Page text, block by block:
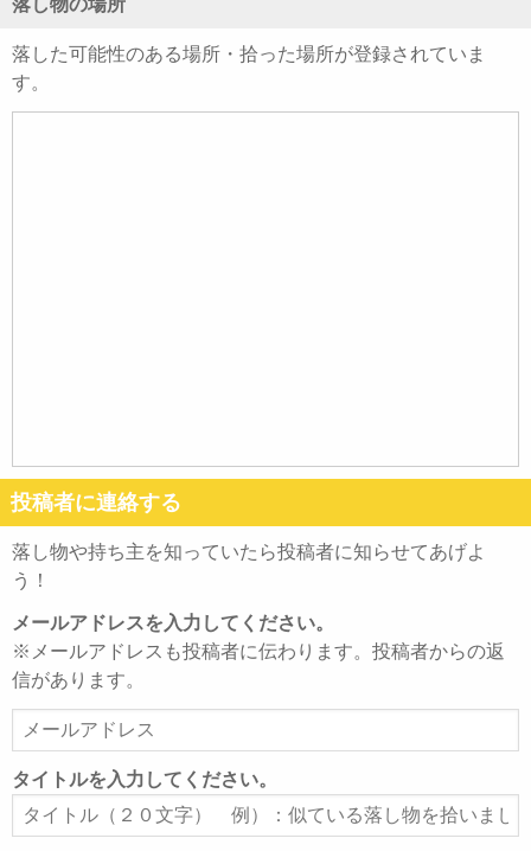
落し物の場所
落した可能性のある場所・拾った場所が登録されていま
す。
投稿者に連絡する
落し物や持ち主を知っていたら投稿者に知らせてあげよ
う！
メールアドレスを入力してください。
※メールアドレスも投稿者に伝わります。投稿者からの返
信があります。
ー
ル
ア
ド
タイトルを入力してください。
タ
イ